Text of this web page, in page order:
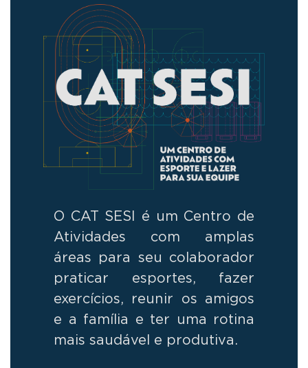
O CAT SESI é um Centro de
Atividades com amplas
áreas para seu colaborador
praticar esportes, fazer
exercícios, reunir os amigos
e a família e ter uma rotina
mais saudável e produtiva.